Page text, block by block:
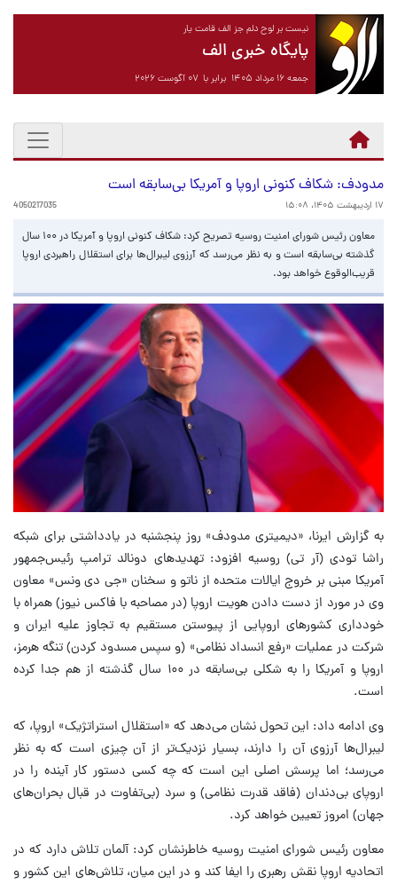
نیست بر لوح دلم جز الف قامت یار
پایگاه خبری الف
جمعه ۱۶ مرداد ۱۴۰۵ برابر با ۰۷ آگوست ۲۰۲۶
مدودف: شکاف کنونی اروپا و آمریکا بی‌سابقه است
۱۷ اردیبهشت ۱۴۰۵، ۱۵:۰۸ 4050217035
معاون رئیس شورای امنیت روسیه تصریح کرد: شکاف کنونی اروپا و آمریکا در ۱۰۰ سال
گذشته بی‌سابقه است و به نظر می‌رسد که آرزوی لیبرال‌ها برای استقلال راهبردی اروپا
قریب‌الوقوع خواهد بود.
به گزارش ایرنا، «دیمیتری مدودف» روز پنجشنبه در یادداشتی برای شبکه
راشا تودی (آر تی) روسیه افزود: تهدیدهای دونالد ترامپ رئیس‌جمهور
آمریکا مبنی بر خروج ایالات متحده از ناتو و سخنان «جی دی ونس» معاون
وی در مورد از دست دادن هویت اروپا (در مصاحبه با فاکس نیوز) همراه با
خودداری کشورهای اروپایی از پیوستن مستقیم به تجاوز علیه ایران و
شرکت در عملیات «رفع انسداد نظامی» (و سپس مسدود کردن) تنگه هرمز،
اروپا و آمریکا را به شکلی بی‌سابقه در ۱۰۰ سال گذشته از هم جدا کرده
است.
وی ادامه داد: این تحول نشان می‌دهد که «استقلال استراتژیک» اروپا، که
لیبرال‌ها آرزوی آن را دارند، بسیار نزدیک‌تر از آن چیزی است که به نظر
می‌رسد؛ اما پرسش اصلی این است که چه کسی دستور کار آینده را در
اروپای بی‌دندان (فاقد قدرت نظامی) و سرد (بی‌تفاوت در قبال بحران‌های
جهان) امروز تعیین خواهد کرد.
معاون رئیس شورای امنیت روسیه خاطرنشان کرد: آلمان تلاش دارد که در
اتحادیه اروپا نقش رهبری را ایفا کند و در این میان، تلاش‌های این کشور و